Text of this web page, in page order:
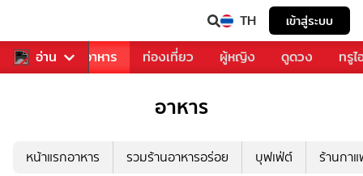
TH เข้าสู่ระบบ
อ่าน
การเพลง อาหาร ท่องเที่ยว ผู้หญิง ดูดวง ทรู
อาหาร
หน้าแรกอาหาร รวมร้านอาหารอร่อย บุฟเฟ่ต์ ร้านกา